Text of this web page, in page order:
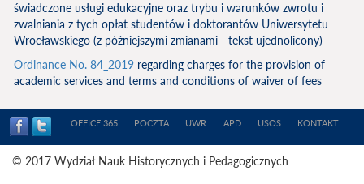
świadczone usługi edukacyjne oraz trybu i warunków zwrotu i
zwalniania z tych opłat studentów i doktorantów Uniwersytetu
Wrocławskiego (z późniejszymi zmianami - tekst ujednolicony)
Ordinance No. 84_2019 regarding charges for the provision of
academic services and terms and conditions of waiver of fees
OFFICE 365 POCZTA UWR APD USOS KONTAKT
© 2017 Wydział Nauk Historycznych i Pedagogicznych